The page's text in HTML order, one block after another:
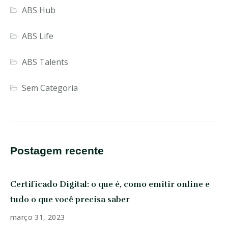
ABS Hub
ABS Life
ABS Talents
Sem Categoria
Postagem recente
Certificado Digital: o que é, como emitir online e
tudo o que você precisa saber
março 31, 2023